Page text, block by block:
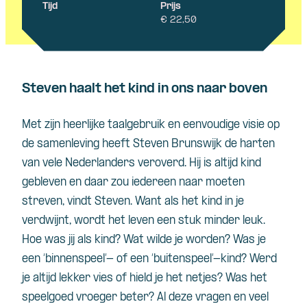
Tijd
Prijs
€ 22,50
Steven haalt het kind in ons naar boven
Met zijn heerlijke taalgebruik en eenvoudige visie op
de samenleving heeft Steven Brunswijk de harten
van vele Nederlanders veroverd. Hij is altijd kind
gebleven en daar zou iedereen naar moeten
streven, vindt Steven. Want als het kind in je
verdwijnt, wordt het leven een stuk minder leuk.
Hoe was jij als kind? Wat wilde je worden? Was je
een ‘binnenspeel’- of een ‘buitenspeel’-kind? Werd
je altijd lekker vies of hield je het netjes? Was het
speelgoed vroeger beter? Al deze vragen en veel